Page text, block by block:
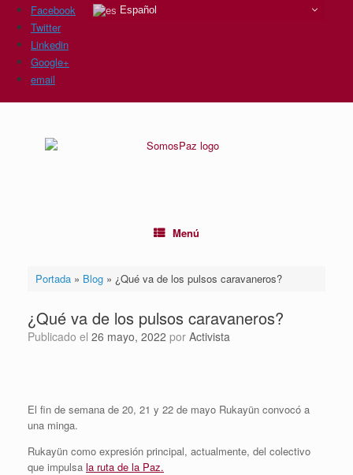
Facebook
Twitter
Linkedin
Google+
email
Menú
Portada» Blog» ¿Qué va de los pulsos caravaneros?
¿Qué va de los pulsos caravaneros?
Publicado el 26 mayo, 2022 por Activista
El fin de semana de 20, 21 y 22 de mayo Rukayün convocó a
una minga.
Rukayün como expresión principal, actualmente, del colectivo
que impulsa la ruta de la Paz.
Español